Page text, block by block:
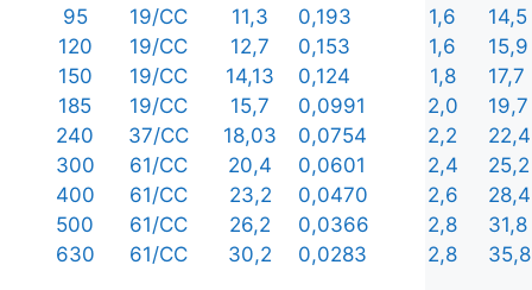
95
19/CC 11,3 0,193 1,6
14,5
120
19/CC 12,7 0,153 1,6
15,9
150
19/CC 14,13 0,124 1,8
17,7
185
19/CC 15,7 0,0991 2,0
19,7
240
37/CC 18,03 0,0754 2,2
22,4
300
61/CC 20,4 0,0601 2,4
25,2
400
61/CC 23,2 0,0470 2,6
28,4
500
61/CC 26,2 0,0366 2,8
31,8
630
61/CC 30,2 0,0283 2,8 35,8